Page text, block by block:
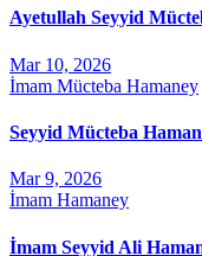
Ayetullah Seyyid
Mar 10, 2026
İmam Mücteba Hamaney
Seyyid Mücteba
Mar 9, 2026
İmam Hamaney
İmam Seyyid Ali